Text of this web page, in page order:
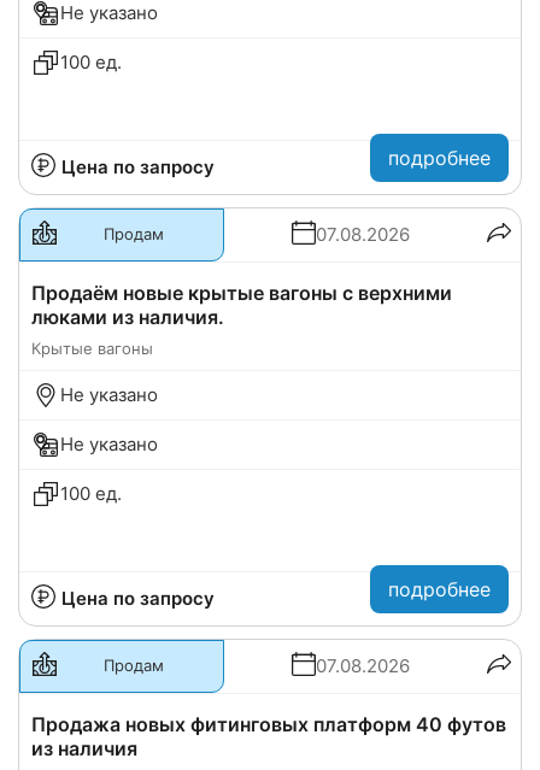
Не указано
100 ед.
Цена по запросу подробнее
Продам 07.08.2026
Продаём новые крытые вагоны с верхними
люками из наличия.
Крытые вагоны
Не указано
Не указано
100 ед.
Цена по запросу подробнее
Продам 07.08.2026
Продажа новых фитинговых платформ 40 футов
из наличия